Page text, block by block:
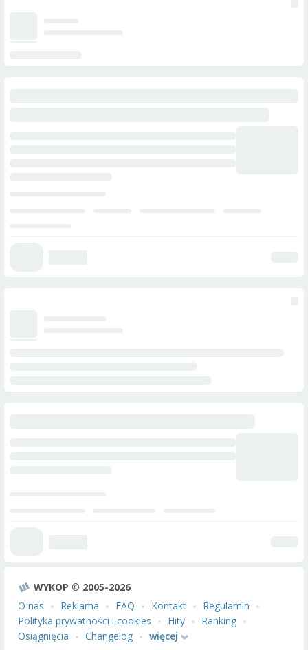
WYKOP © 2005-2026
O nas
Reklama FAQ Kontakt
Regulamin
Polityka prywatności i cookies
Hity
Ranking
Osiągnięcia
Changelog więcej